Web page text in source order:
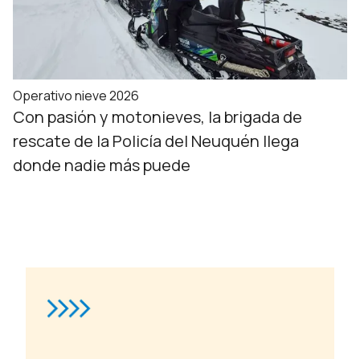
Operativo nieve 2026
Con pasión y motonieves, la brigada de
rescate de la Policía del Neuquén llega
donde nadie más puede